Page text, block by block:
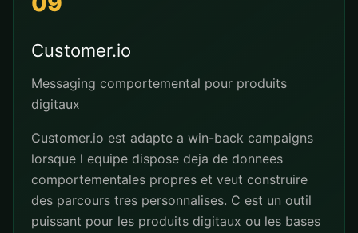
Customer.io
Messaging comportemental pour produits
digitaux
Customer.io est adapte a win-back campaigns
lorsque l equipe dispose deja de donnees
comportementales propres et veut construire
des parcours tres personnalises. C est un outil
puissant pour les produits digitaux ou les bases